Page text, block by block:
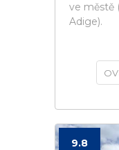
ve městě
Adige).
9.8